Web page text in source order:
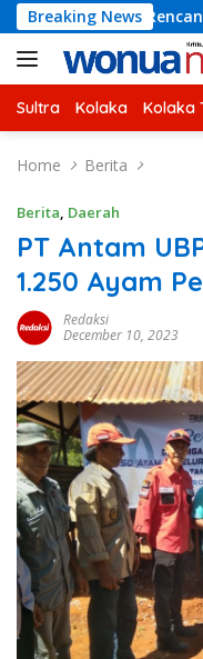
Skip
to
content
Breaking News
Pembangunan
Sultra Kolaka Kolaka
Home Berita
Berita, Daerah
PT Antam
1.250 Ayam
Redaksi
December 10, 2023